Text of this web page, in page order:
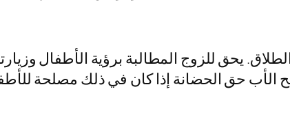
يحق للزوج المطالبة برؤية الأطفال
الأب حق الحضانة إذا كان في ذلك مصلحة